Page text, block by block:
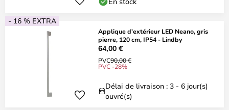
- 16 % EXTRA
Applique d'extérieur LED Neano, gris
pierre, 120 cm, IP54 - Lindby
64,00 €
PVC90,00 €
PVC -28%
Délai de livraison : 3 - 6 jour(s)
ouvré(s)